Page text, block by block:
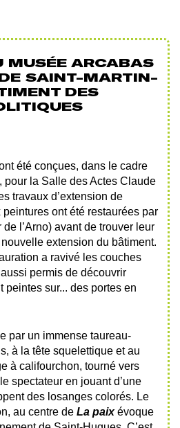
MUSÉE ARCABAS
SAINT-MARTIN-
DES
été conçues, dans le cadre
pour la Salle des Actes Claude
travaux d’extension de
ont été restaurées par
l’Arno) avant de trouver leur
extension du bâtiment.
a ravivé les couches
permis de découvrir
peintes sur... des portes en
par un immense taureau-
à la tête squelettique et au
à califourchon, tourné vers
spectateur en jouant d’une
des losanges colorés. Le
au centre de La paix évoque